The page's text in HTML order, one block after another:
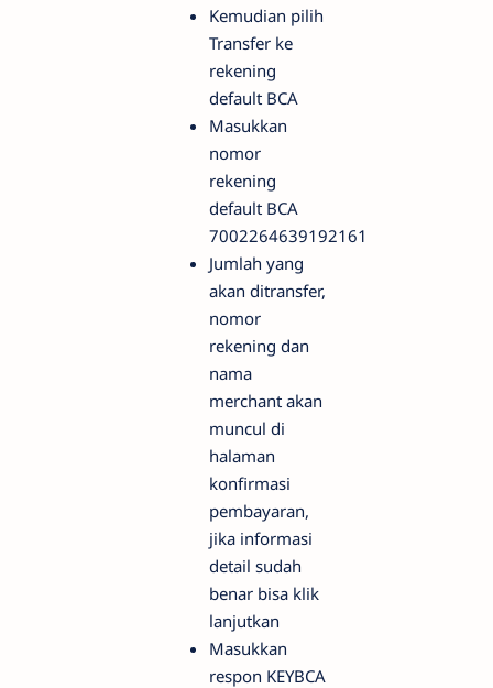
Kemudian pilih
Transfer ke
rekening
default BCA
Masukkan
nomor
rekening
default BCA
7002264639192161
Jumlah yang
akan ditransfer,
nomor
rekening dan
nama
merchant akan
muncul di
halaman
konfirmasi
pembayaran,
jika informasi
detail sudah
benar bisa klik
lanjutkan
Masukkan
respon KEYBCA